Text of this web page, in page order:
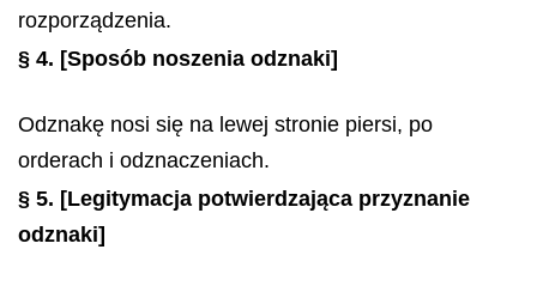
rozporządzenia.
§ 4. [Sposób noszenia odznaki]
Odznakę nosi się na lewej stronie piersi, po
orderach i odznaczeniach.
§ 5. [Legitymacja potwierdzająca przyznanie
odznaki]